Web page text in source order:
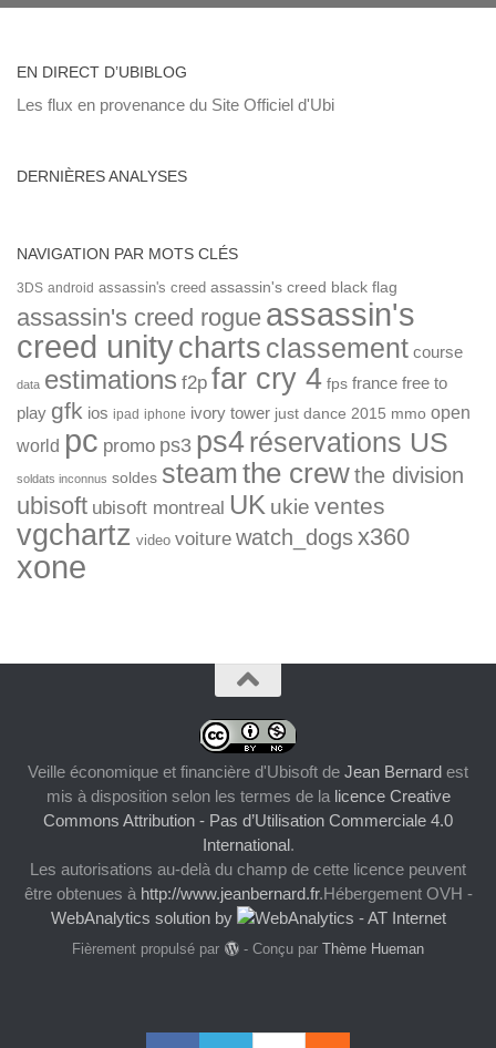
EN DIRECT D’UBIBLOG
Les flux en provenance du Site Officiel d'Ubi
DERNIÈRES ANALYSES
NAVIGATION PAR MOTS CLÉS
3DS android assassin's creed assassin's creed black flag
assassin's creed rogue assassin's
creed unitycharts classement course
data estimations f2p far cry 4 fps france free to
play gfk ios ipad iphone ivory tower just dance 2015 mmo open
world pc promo ps3 ps4réservations US
soldats inconnus soldes steamthe crewthe division
ubisoft ubisoft montreal UK ukie ventes
vgchartz video voiture watch_dogsx360
xone
Veille économique et financière d'Ubisoft de Jean Bernard est
mis à disposition selon les termes de la licence Creative
Commons Attribution - Pas d’Utilisation Commerciale 4.0
International.
Les autorisations au-delà du champ de cette licence peuvent
être obtenues à http://www.jeanbernard.fr.Hébergement OVH -
WebAnalytics solution by
Fièrement propulsé par - Conçu par Thème Hueman